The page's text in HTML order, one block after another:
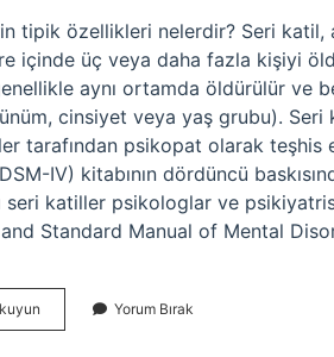
tipik özellikleri nelerdir? Seri
içinde üç veya daha fazla kişiyi
aynı ortamda öldürülür ve
cinsiyet veya yaş grubu). Seri
tarafından psikopat olarak
IV) kitabının dördüncü
seri katiller psikologlar ve
Standard Manual of Mental
Katillerin
Yorum Bırak